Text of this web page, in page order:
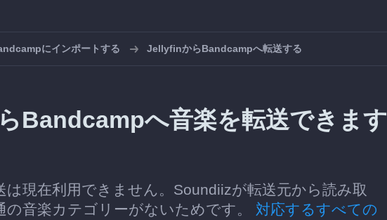
にインポートする JellyfinからBandcampへ転送する
Bandcampへ音楽を転送できます
現在利用できません。Soundiizが転送元から読み取
の音楽カテゴリーがないためです。 対応するすべての